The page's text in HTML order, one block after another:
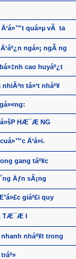
Ä‘á»™t quá»µ vÃ ta
ngá»¡ ngÃ ng
cao huyáº¿t
tá»‘t nháº¥
HÆ¯Æ NG
Ä‘á»i.
gang táº¥c
Äƒn sÃ¡ng
giáº£i quy
TÆ¯Æ I
nhanh nháº¥t trong